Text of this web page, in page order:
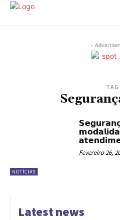
-
TAG
NOTÍCIAS
Fevereiro 26,
Latest news